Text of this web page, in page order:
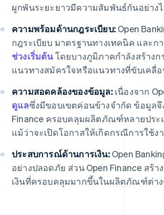
ผูกพันระยะยาวมีความสัมพันธ์กันอย่าง
ความพร้อมด้านกฎระเบียบ: Open
กฎระเบียบ มาตรฐานทางเทคนิค และ
ช่วงเริ่มต้นโดยบางภูมิภาคกำลังสร้าง
แนวทางสมัครใจหรือแนวทางที่ขับเคลื่
ความสอดคล้องของข้อมูล:เนื่องจาก
ดูแลซึ่งมีขอบเขตค่อนข้างจำกัด ข้อมูล
Finance ครอบคลุมผลิตภัณฑ์หลายประ
แม้ว่าจะเปิดโอกาสให้เกิดกรณีการใช้
ประสบการณ์ด้านการเงิน:Open
อย่างปลอดภัย ส่วน Open Finance ส
เงินที่ครอบคลุมมากขึ้นในผลิตภัณฑ์ต่าง